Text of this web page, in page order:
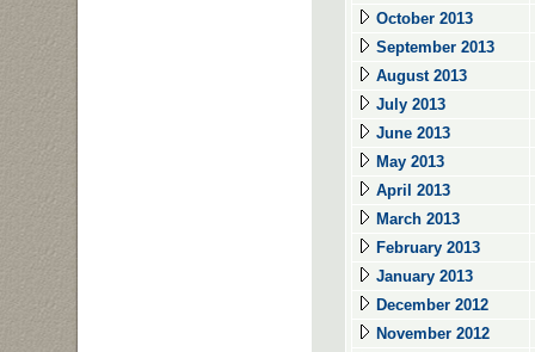
October 2013
September 2013
August 2013
July 2013
June 2013
May 2013
April 2013
March 2013
February 2013
January 2013
December 2012
November 2012